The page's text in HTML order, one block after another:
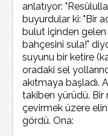
anlatıyor:
buyurdular ki: "Bir
bulut içinden gelen
bahçesini sula!"
suyunu bir ketire
oradaki sel
akıtmaya başladı.
takiben yürüdü.
çevirmek üzere
gördü. Ona: